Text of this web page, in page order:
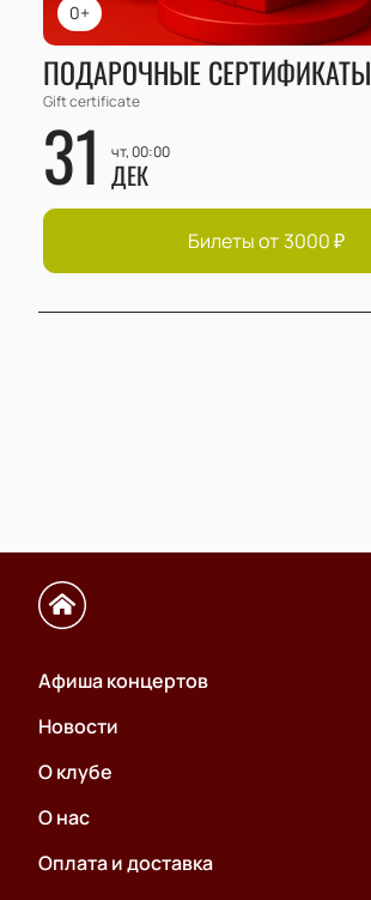
0+
ПОДАРОЧНЫЕ СЕРТИФИКАТЫ
Gift certificate
31 чт, 00:00
ДЕК
Билеты от 3000₽
Афиша концертов
Новости
О клубе
О нас
Оплата и доставка